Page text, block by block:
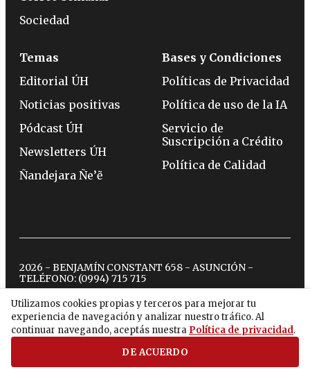
Utilizamos cookies propias y terceros para mejorar tu
experiencia de navegación y analizar nuestro tráfico. Al
continuar navegando, aceptás nuestra Política de privacidad.
DE ACUERDO
Sociedad
Temas
Editorial ÚH
Noticias positivas
Pódcast ÚH
Newsletters ÚH
Ñandejara Ñe’ẽ
Bases y Condiciones
Políticas de Privacidad
Política de uso de la IA
Servicio de
Suscripción a Crédito
Política de Calidad
2026 - BENJAMÍN CONSTANT 658 - ASUNCIÓN -
TELÉFONO: (0994) 715 715
twitterinstagram
facebook
tiktokyoutubespotify